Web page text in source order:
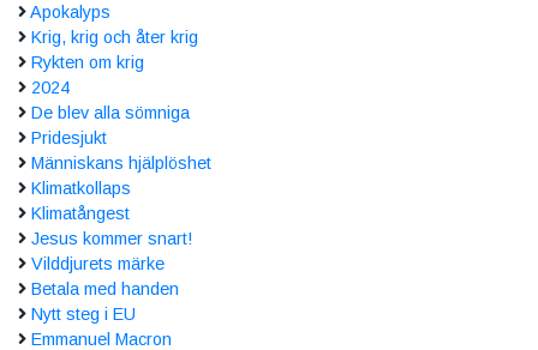
Apokalyps
Krig, krig och åter krig
Rykten om krig
2024
De blev alla sömniga
Pridesjukt
Människans hjälplöshet
Klimatkollaps
Klimatångest
Jesus kommer snart!
Vilddjurets märke
Betala med handen
Nytt steg i EU
Emmanuel Macron